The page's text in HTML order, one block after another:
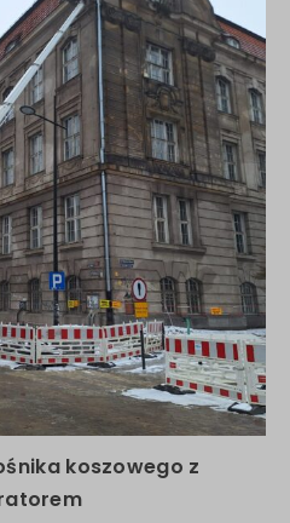
koszowego z